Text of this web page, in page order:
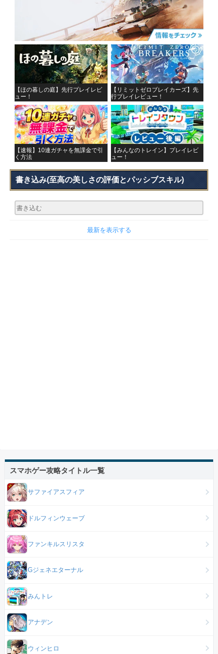
【ほの暮しの庭】先行プレイレビ
ュー！
【リミットゼロブレイカーズ】先
行プレイレビュー！
【速報】10連ガチャを無課金で引
く方法
【みんなのトレイン】プレイレビ
ュー！
書き込み(至高の美しさの評価とパッシブスキル)
最新を表示する
スマホゲー攻略タイトル一覧
サファイアスフィア
ドルフィンウェーブ
ファンキルスリスタ
Gジェネエターナル
みんトレ
アナデン
ウィンヒロ